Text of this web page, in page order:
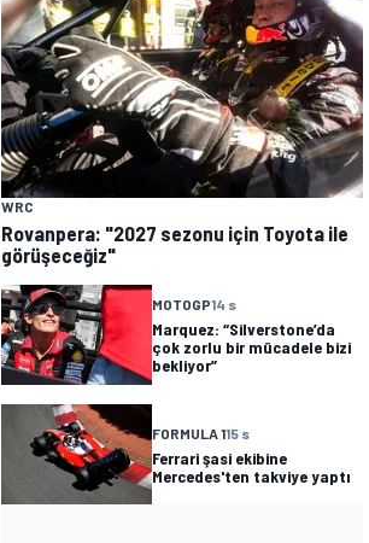
WRC
Rovanpera: "2027 sezonu için Toyota ile
görüşeceğiz"
MOTOGP14 s
Marquez: “Silverstone’da
çok zorlu bir mücadele bizi
bekliyor”
FORMULA 115 s
Ferrari şasi ekibine
Mercedes'ten takviye yaptı